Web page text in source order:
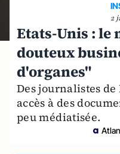
2
Etats-Unis : le
douteux
d'organes"
Des journalistes
accès à des
peu médiatisée.